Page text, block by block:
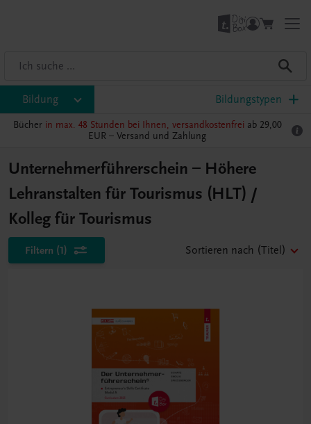
Bildung Bildungstypen
Bücher in max. 48 Stunden bei Ihnen, versandkostenfrei ab 29,00
EUR – Versand und Zahlung
Unternehmerführerschein – Höhere
Lehranstalten für Tourismus (HLT) /
Kolleg für Tourismus
Filtern (1) Sortieren nach (Titel)